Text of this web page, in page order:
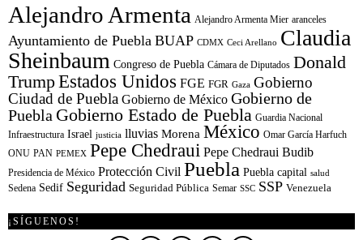
Alejandro Armenta Alejandro Armenta Mier aranceles
Ayuntamiento de Puebla BUAP CDMX Ceci Arellano Claudia
Sheinbaum Congreso de Puebla Cámara de Diputados Donald
TrumpEstados Unidos FGE FGR Gaza Gobierno
Ciudad de Puebla Gobierno de México Gobierno de
Puebla Gobierno Estado de Puebla Guardia Nacional
Infraestructura Israel justicia lluvias Morena México Omar García Harfuch
ONU PAN PEMEX Pepe Chedraui Pepe Chedraui Budib
Presidencia de México Protección Civil Puebla Puebla capital salud
Sedena Sedif Seguridad Seguridad Pública Semar SSC SSP Venezuela
¡SÍGUENOS!